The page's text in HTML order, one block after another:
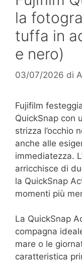
la
tuffa in
e nero)
03/07/2026 di
Fujifilm
QuickSnap con
strizza l’occhio
anche alle
immediatezza.
arricchisce di
la QuickSnap
momenti più
La QuickSnap
compagna
mare o le
caratteristica